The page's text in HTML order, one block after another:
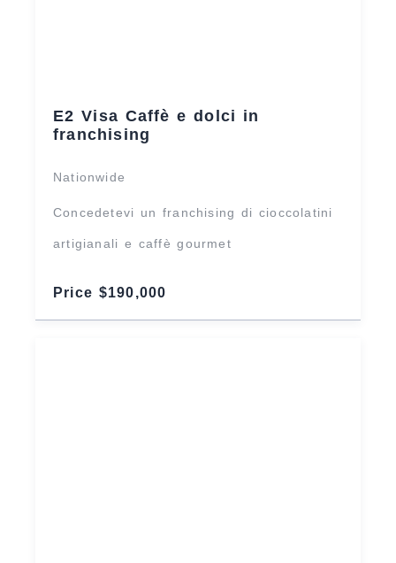
E2 Visa Caffè e dolci in
franchising
Nationwide
Concedetevi un franchising di cioccolatini
artigianali e caffè gourmet
Price $190,000